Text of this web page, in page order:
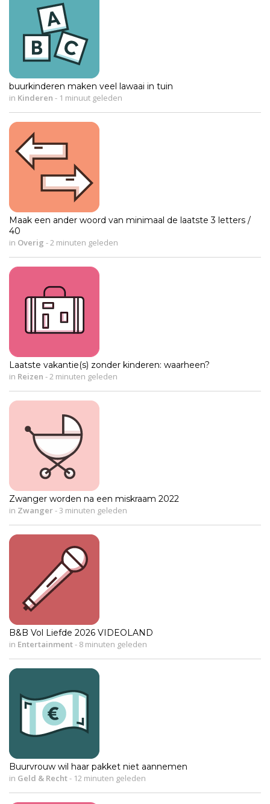
buurkinderen maken veel lawaai in tuin
in Kinderen - 1 minuut geleden
Maak een ander woord van minimaal de laatste 3 letters /
40
in Overig -2 minuten geleden
Laatste vakantie(s) zonder kinderen: waarheen?
in Reizen -2 minuten geleden
Zwanger worden na een miskraam 2022
in Zwanger-3 minuten geleden
B&B Vol Liefde 2026 VIDEOLAND
in Entertainment- 8 minuten geleden
Buurvrouw wil haar pakket niet aannemen
in Geld & Recht- 12 minuten geleden